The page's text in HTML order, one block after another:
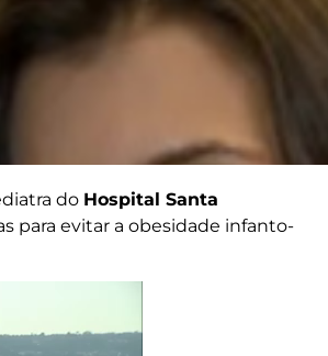
do Hospital Santa
para evitar a obesidade infanto-